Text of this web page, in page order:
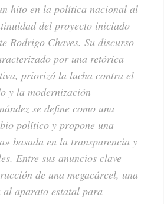
hito en la política nacional al
del proyecto iniciado
Rodrigo Chaves. Su discurso
por una retórica
priorizó la lucha contra el
y la modernización
se define como una
político y propone una
basada en la transparencia y
Entre sus anuncios clave
de una megacárcel, una
al aparato estatal para